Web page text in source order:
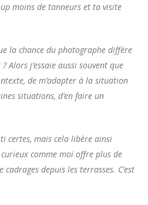
moins de tanneurs et ta visite
la chance du photographe diffère
Alors j’essaie aussi souvent que
de m’adapter à la situation
situations, d’en faire un
certes, mais cela libère ainsi
curieux comme moi offre plus de
depuis les terrasses. C’est